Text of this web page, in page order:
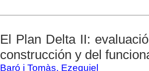
El Plan Delta II:
construcción y del
Baró i Tomàs, Ezequiel